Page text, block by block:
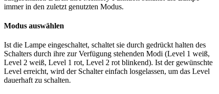
immer in den zuletzt genutzten Modus.
Modus auswählen
Ist die Lampe eingeschaltet, schaltet sie durch gedrückt halten des
Schalters durch ihre zur Verfügung stehenden Modi (Level 1 weiß,
Level 2 weiß, Level 1 rot, Level 2 rot blinkend). Ist der gewünschte
Level erreicht, wird der Schalter einfach losgelassen, um das Level
dauerhaft zu schalten.